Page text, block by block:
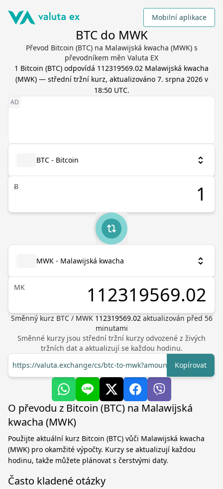
Mobilní aplikace
BTC do MWK
Převod Bitcoin (BTC) na Malawijská kwacha (MWK) s
převodníkem měn Valuta EX
1 Bitcoin (BTC) odpovídá 112319569.02 Malawijská kwacha
(MWK) — střední tržní kurz, aktualizováno 7. srpna 2026 v
18:50 UTC.
BTC - Bitcoin
Ƀ
MWK - Malawijská kwacha
MK
Směnný kurz BTC/ MWK 112319569.02 aktualizován před 56
minutami
Směnné kurzy jsou střední tržní kurzy odvozené z živých
tržních dat a aktualizují se každou hodinu.
https://valuta.exchange/cs/btc-to-mwk?amount=1Kopírovat
O převodu z Bitcoin (BTC) na Malawijská
kwacha (MWK)
Použijte aktuální kurz Bitcoin (BTC) vůči Malawijská kwacha
(MWK) pro okamžité výpočty. Kurzy se aktualizují každou
hodinu, takže můžete plánovat s čerstvými daty.
Často kladené otázky